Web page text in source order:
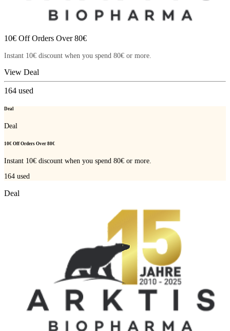
10€ Off Orders Over 80€
Instant 10€ discount when you spend 80€ or more.
View Deal
164 used
Deal
Deal
10€ Off Orders Over 80€
Instant 10€ discount when you spend 80€ or more.
164 used
Deal